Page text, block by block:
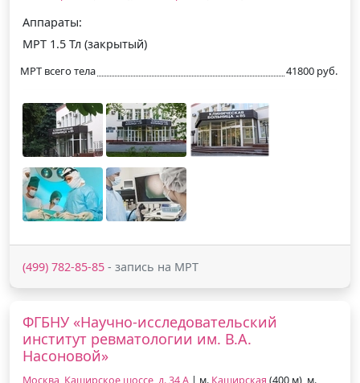
Аппараты:
МРТ 1.5 Тл (закрытый)
МРТ всего тела 41800 руб.
(499) 782-85-85 - запись на МРТ
ФГБНУ «Научно-исследовательский
институт ревматологии им. В.А.
Насоновой»
Москва, Каширское шоссе, д. 34 А | м. Каширская (400 м), м.